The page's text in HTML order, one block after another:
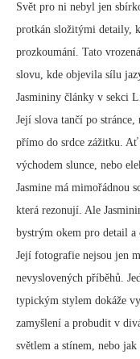
Svět pro ni nebyl jen
protkán složitými detaily,
prozkoumání. Tato
slovu, kde objevila sílu
Jasmininy články v sekci
Její slova tančí po
přímo do srdce zážitku.
východem slunce, nebo
Jasmine má mimořádnou
která rezonují. Ale
bystrým okem pro detail
Její fotografie nejsou jen
nevyslovených příběhů.
typickým stylem dokáže
zamyšlení a probudit v
světlem a stínem, nebo